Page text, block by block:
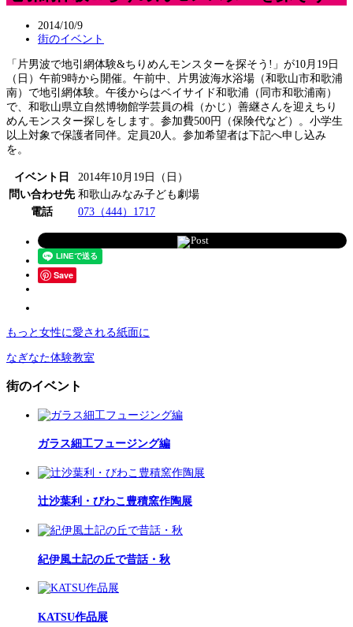
2014/10/9
街のイベント
「片男波で地引網体験&ちりめんモンスターを探そう!」が10月19日
（日）午前9時から開催。午前中、片男波海水浴場（和歌山市和歌浦
南）で地引網体験。午後からはベイサイド和歌浦（同市和歌浦南）
で、和歌山県立自然博物館学芸員の楫（かじ）善継さんを迎えちり
めんモンスター探しをします。参加費500円（保険代など）。小学生
以上対象で保護者同伴。定員20人。参加希望者は下記へ申し込み
を。
イベント日
2014年10月19日（日）
問い合わせ先 和歌山みなみ子ども劇場
電話
073（444）1717
Post
Save
もっと女性に愛される紙面に
なぎなた体験教室
街のイベント
ガラス細工フュージング編
辻沙葉利・びわこ豊積窯作陶展
紀伊風土記の丘で昔話・秋
KATSU作品展